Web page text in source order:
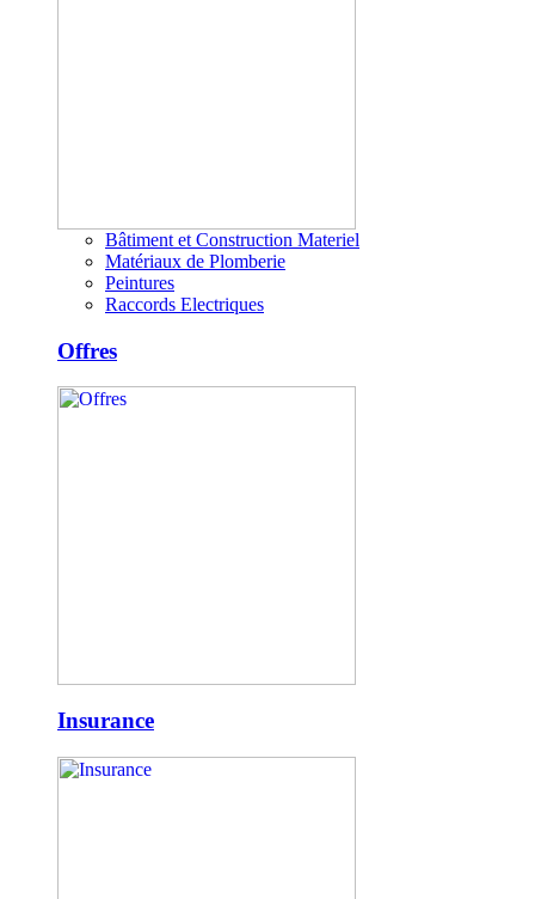
Bâtiment et Construction Materiel
Matériaux de Plomberie
Peintures
Raccords Electriques
Offres
Insurance